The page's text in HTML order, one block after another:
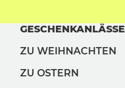
GESCHENKANLÄSSE
ZU WEIHNACHTEN
ZU OSTERN